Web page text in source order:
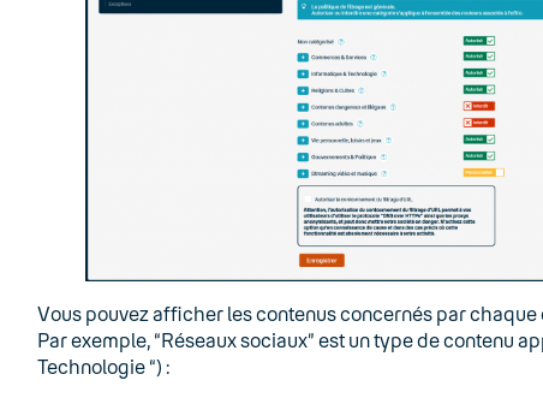
Vous pouvez afficher les contenus concernés par chaque
Par exemple, “Réseaux sociaux” est un type de contenu
Technologie “) :